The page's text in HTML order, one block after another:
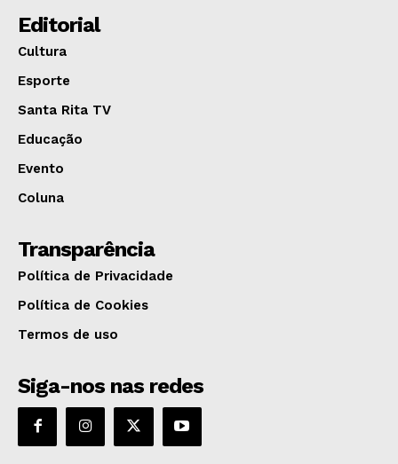
Editorial
Cultura
Esporte
Santa Rita TV
Educação
Evento
Coluna
Transparência
Política de Privacidade
Política de Cookies
Termos de uso
Siga-nos nas redes